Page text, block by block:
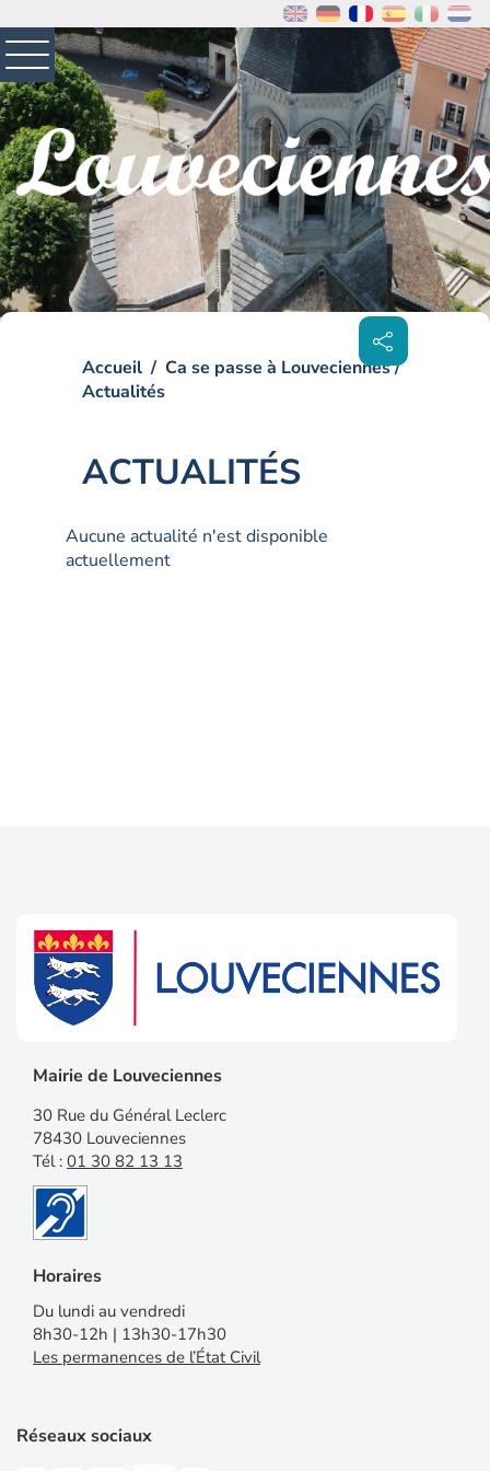
MENU
PRINCIPAL
Visiter la page accueil du site de Louveciennes
Accueil
Ca se passe à Louveciennes
Actualités
Partager
sur les
réseaux
sociaux
ACTUALITÉS
Aucune actualité n'est disponible
actuellement
Mairie de Louveciennes
30 Rue du Général Leclerc
78430 Louveciennes
Tél : 01 30 82 13 13
Horaires
Du lundi au vendredi
8h30-12h | 13h30-17h30
Les permanences de l’État Civil
Réseaux sociaux